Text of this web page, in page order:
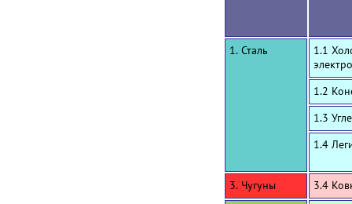
1. Сталь
1.1
1.2
1.3
1.4
3. Чугуны
3.4